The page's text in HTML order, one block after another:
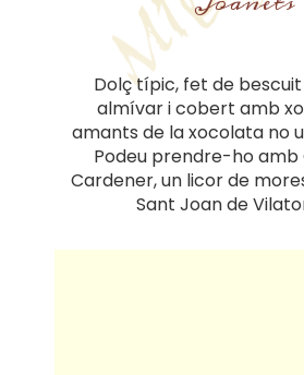
Dolç típic, fet de
almívar i cobert amb
amants de la xocolata no
Podeu prendre-ho amb
Cardener, un licor de
Sant Joan de